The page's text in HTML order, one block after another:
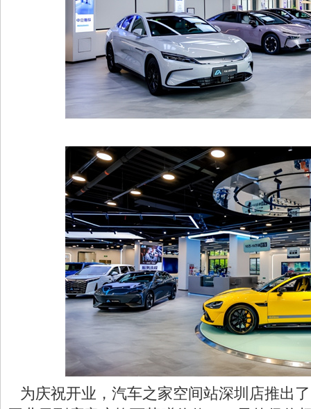
为庆祝开业，汽车之家空间站深圳店推出